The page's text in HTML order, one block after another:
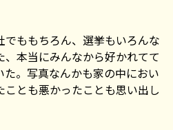
でももちろん、選挙もいろんな
本当にみんなから好かれてて
。写真なんかも家の中におい
とも悪かったことも思い出し